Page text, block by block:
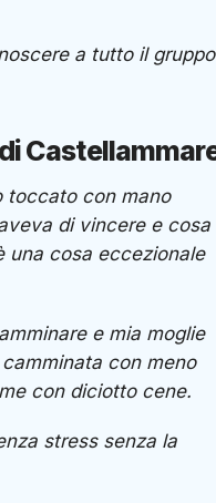
a tutto il
toccato con mano
di vincere e cosa
una cosa eccezionale
e mia moglie
con meno
con diciotto cene.
stress senza la